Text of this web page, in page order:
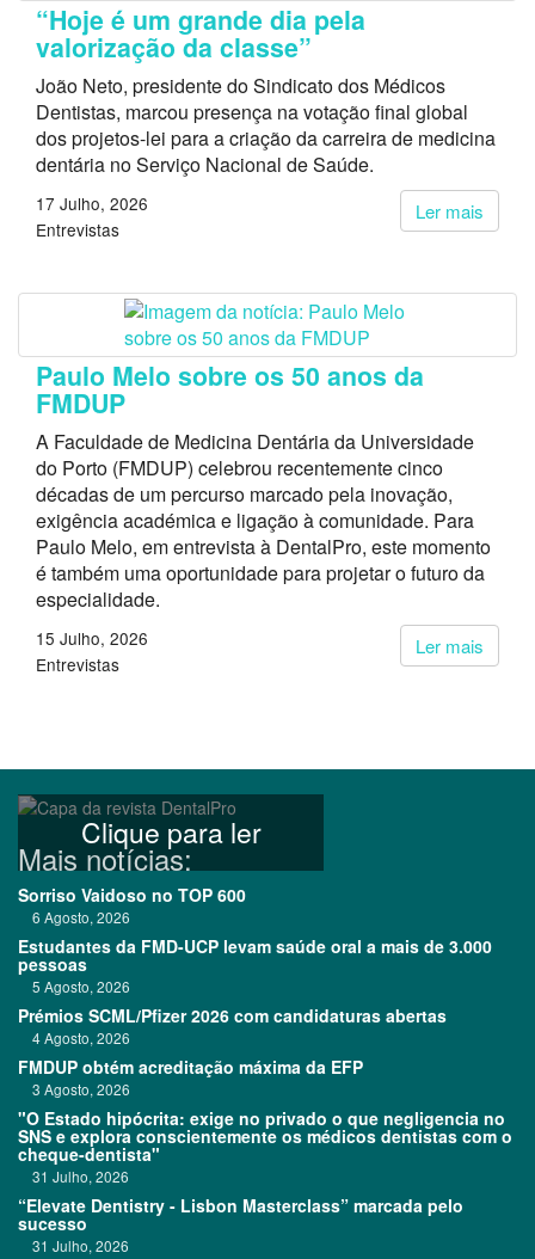
“Hoje é um grande dia pela
valorização da classe”
João Neto, presidente do Sindicato dos Médicos
Dentistas, marcou presença na votação final global
dos projetos-lei para a criação da carreira de medicina
dentária no Serviço Nacional de Saúde.
Ler mais
17 Julho, 2026
Entrevistas
Paulo Melo sobre os 50 anos da
FMDUP
A Faculdade de Medicina Dentária da Universidade
do Porto (FMDUP) celebrou recentemente cinco
décadas de um percurso marcado pela inovação,
exigência académica e ligação à comunidade. Para
Paulo Melo, em entrevista à DentalPro, este momento
é também uma oportunidade para projetar o futuro da
especialidade.
Ler mais
15 Julho, 2026
Entrevistas
Clique para ler
Mais notícias:
Sorriso Vaidoso no TOP 600
6 Agosto, 2026
Estudantes da FMD-UCP levam saúde oral a mais de 3.000
pessoas
5 Agosto, 2026
Prémios SCML/Pfizer 2026 com candidaturas abertas
4 Agosto, 2026
FMDUP obtém acreditação máxima da EFP
3 Agosto, 2026
"O Estado hipócrita: exige no privado o que negligencia no
SNS e explora conscientemente os médicos dentistas com o
cheque-dentista"
31 Julho, 2026
“Elevate Dentistry - Lisbon Masterclass” marcada pelo
sucesso
31 Julho, 2026